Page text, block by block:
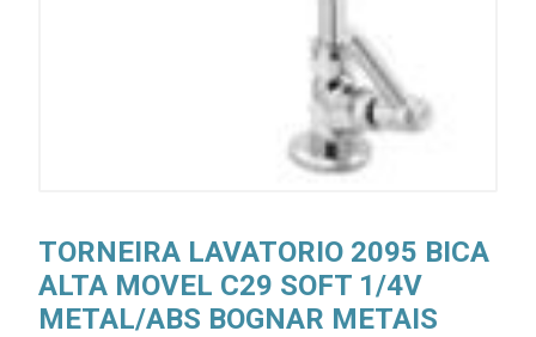
TORNEIRA LAVATORIO 2095 BICA
ALTA MOVEL C29 SOFT 1/4V
METAL/ABS BOGNAR METAIS